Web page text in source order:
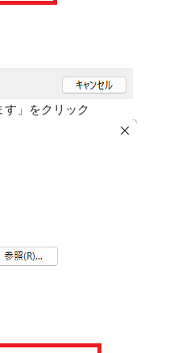
」をクリック